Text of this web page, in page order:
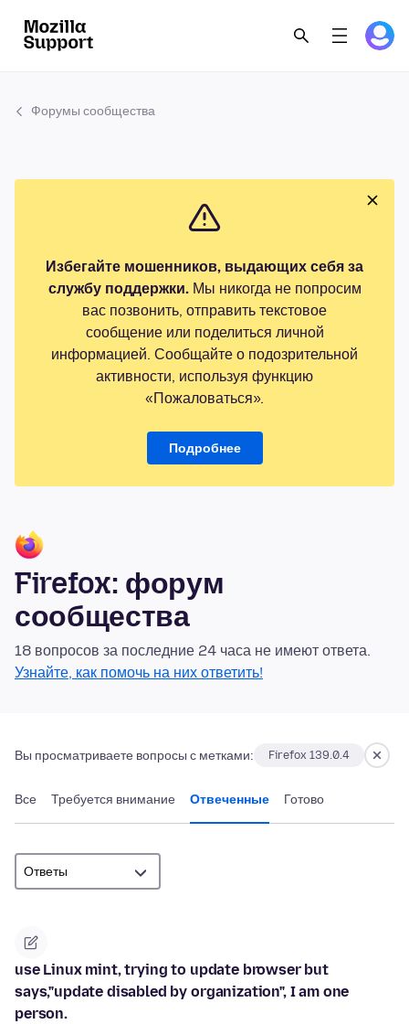
Форумы сообщества
Избегайте мошенников, выдающих себя за
службу поддержки.Мы никогда не попросим
вас позвонить, отправить текстовое
сообщение или поделиться личной
информацией. Сообщайте о подозрительной
активности, используя функцию
«Пожаловаться».
Подробнее
Firefox: форум
сообщества
18 вопросов за последние 24 часа не имеют ответа.
Узнайте, как помочь на них ответить!
Вы просматриваете вопросы с метками: Firefox 139.0.4
Все Требуется внимание Отвеченные Готово
use Linux mint, trying to update browser but
says,"update disabled by organization", I am one
person.